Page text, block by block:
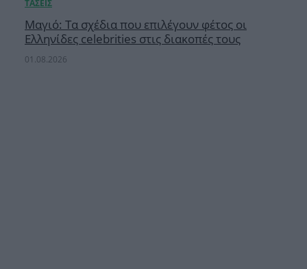
Μαγιό: Τα σχέδια που επιλέγουν φέτος οι
Ελληνίδες celebrities στις διακοπές τους
01.08.2026